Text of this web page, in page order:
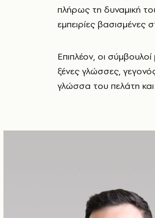
πλήρως τη δυναµική
εµπειρίες βασισµένες
Επιπλέον, οι
ξένες γλώσσες,
γλώσσα του πελάτη και